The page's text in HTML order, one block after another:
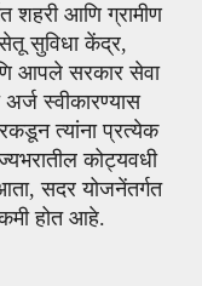
शहरी आणि ग्रामीण
सुविधा केंद्र,
आपले सरकार सेवा
स्वीकारण्यास
त्यांना प्रत्येक
कोट्यवधी
सदर योजनेंतर्गत
कमी होत आहे.